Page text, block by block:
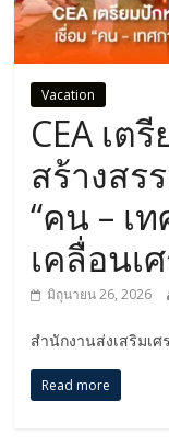
Vacation
CEA เต
สร้างสร
“คน – เ
เคลื่อนเ
มิถุนายน 26, 2026
สำนักงานส่งเสริมเศ
Read more